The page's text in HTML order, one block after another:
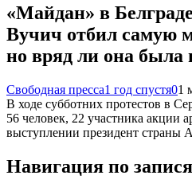
«Майдан» в
Вучич отбил самую
но вряд ли она была
Свободная пресса1 год спустя01
В ходе субботних протестов в
56 человек, 22 участника акции
выступлении президент страны
Навигация по